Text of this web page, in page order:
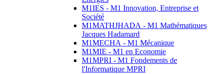
M1IES - M1 Innovation, Entreprise et
Société
M1MATHJHADA - M1 Mathématiques
Jacques Hadamard
M1MECHA - M1 Mécanique
M1MIE - M1 en Economie
M1MPRI - M1 Fondements de
l'Informatique MPRI